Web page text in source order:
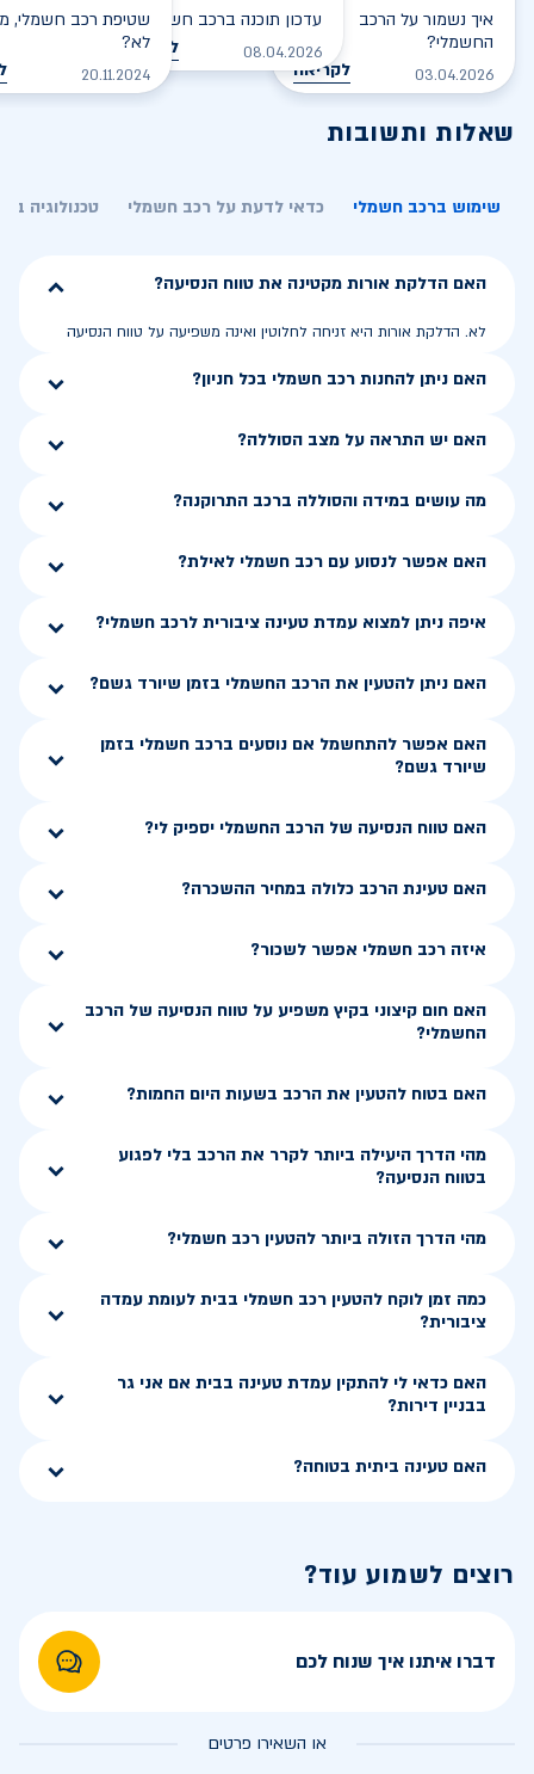
איך נשמור על הרכב
החשמלי?
03.04.2026 לקריאה
עדכון תוכנה ברכב חשמלי
08.04.2026 לקריאה
שטיפת רכב חשמלי,
לא?
20.11.2024
שאלות ותשובות
שימוש ברכב חשמלי כדאי לדעת על רכב חשמלי טכנולוגיה
האם הדלקת אורות מקטינה את טווח הנסיעה?
לא. הדלקת אורות היא זניחה לחלוטין ואינה משפיעה על טווח הנסיעה
האם ניתן להחנות רכב חשמלי בכל חניון?
האם יש התראה על מצב הסוללה?
מה עושים במידה והסוללה ברכב התרוקנה?
האם אפשר לנסוע עם רכב חשמלי לאילת?
איפה ניתן למצוא עמדת טעינה ציבורית לרכב חשמלי?
האם ניתן להטעין את הרכב החשמלי בזמן שיורד גשם?
האם אפשר להתחשמל אם נוסעים ברכב חשמלי בזמן
שיורד גשם?
האם טווח הנסיעה של הרכב החשמלי יספיק לי?
האם טעינת הרכב כלולה במחיר ההשכרה?
איזה רכב חשמלי אפשר לשכור?
האם חום קיצוני בקיץ משפיע על טווח הנסיעה של הרכב
החשמלי?
האם בטוח להטעין את הרכב בשעות היום החמות?
מהי הדרך היעילה ביותר לקרר את הרכב בלי לפגוע
בטווח הנסיעה?
מהי הדרך הזולה ביותר להטעין רכב חשמלי?
כמה זמן לוקח להטעין רכב חשמלי בבית לעומת עמדה
ציבורית?
האם כדאי לי להתקין עמדת טעינה בבית אם אני גר
בבניין דירות?
האם טעינה ביתית בטוחה?
רוצים לשמוע עוד?
דברו איתנו איך שנוח לכם
או השאירו פרטים